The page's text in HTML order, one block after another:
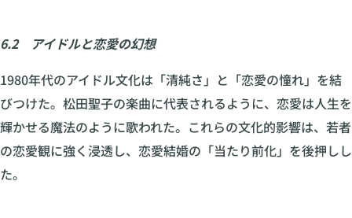
6.2 アイドルと恋愛の幻想
1980年代のアイドル文化は「清純さ」と「恋愛の憧れ」を結
びつけた。松田聖子の楽曲に代表されるように、恋愛は人生を
輝かせる魔法のように歌われた。これらの文化的影響は、若者
の恋愛観に強く浸透し、恋愛結婚の「当たり前化」を後押しし
た。